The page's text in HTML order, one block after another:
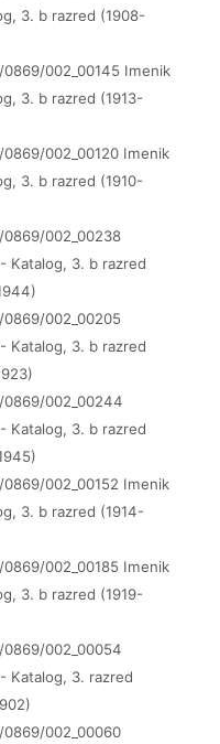
3. b razred (1908-
0869/002_00145 Imenik
3. b razred (1913-
0869/002_00120 Imenik
3. b razred (1910-
0869/002_00238
Katalog, 3. b razred
0869/002_00205
Katalog, 3. b razred
0869/002_00244
Katalog, 3. b razred
0869/002_00152 Imenik
3. b razred (1914-
0869/002_00185 Imenik
3. b razred (1919-
0869/002_00054
Katalog, 3. razred
0869/002_00060